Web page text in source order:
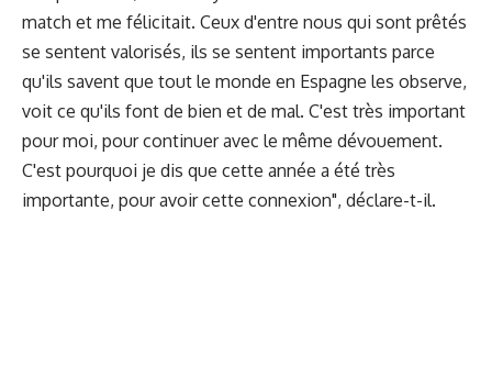
match et me félicitait. Ceux d'entre nous qui sont prêtés
se sentent valorisés, ils se sentent importants parce
qu'ils savent que tout le monde en Espagne les observe,
voit ce qu'ils font de bien et de mal. C'est très important
pour moi, pour continuer avec le même dévouement.
C'est pourquoi je dis que cette année a été très
importante, pour avoir cette connexion", déclare-t-il.